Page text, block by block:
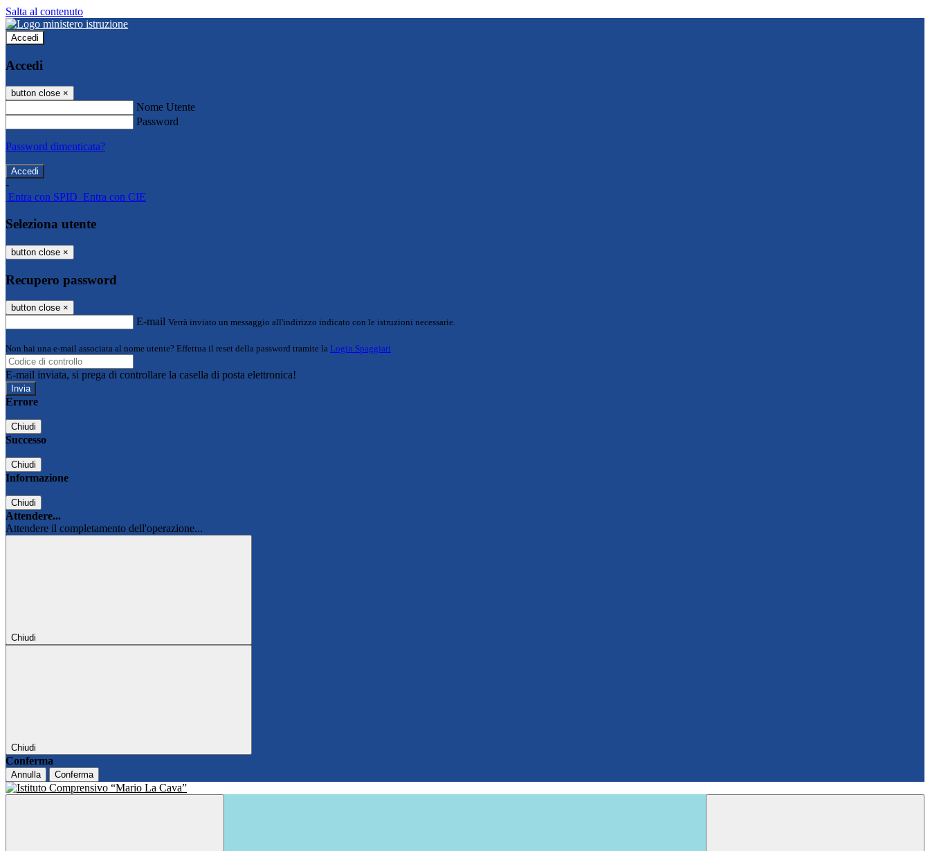
Salta al contenuto
Accedi
Accedi
button close ×
Nome Utente
Password
Password dimenticata?
-
Entra con SPID Entra con CIE
Seleziona utente
button close ×
Recupero password
button close ×
E-mail Verrà inviato un messaggio all'indirizzo indicato con le istruzioni necessarie.
Non hai una e-mail associata al nome utente? Effettua il reset della password tramite la Login Spaggiari
E-mail inviata, si prega di controllare la casella di posta elettronica!
Errore
Chiudi
Successo
Chiudi
Informazione
Chiudi
Attendere...
Attendere il completamento dell'operazione...
Chiudi
Chiudi
Conferma
Annulla Conferma